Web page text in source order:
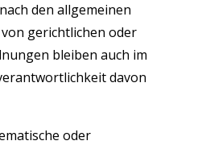
den allgemeinen
gerichtlichen oder
bleiben auch im
davon
oder